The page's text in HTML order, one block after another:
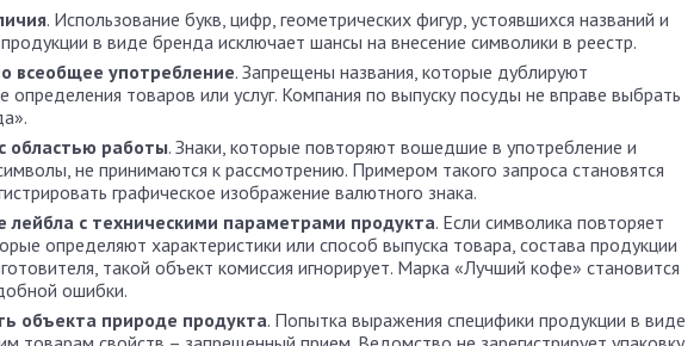
. Использование букв, цифр, геометрических фигур, устоявшихся названий и
в виде бренда исключает шансы на внесение символики в реестр.
всеобщее употребление. Запрещены названия, которые дублируют
определения товаров или услуг. Компания по выпуску посуды не вправе выбрать
областью работы. Знаки, которые повторяют вошедшие в употребление и
не принимаются к рассмотрению. Примером такого запроса становятся
графическое изображение валютного знака.
лейбла с техническими параметрами продукта. Если символика повторяет
определяют характеристики или способ выпуска товара, состава продукции
такой объект комиссия игнорирует. Марка «Лучший кофе» становится
ошибки.
объекта природе продукта. Попытка выражения специфики продукции в виде